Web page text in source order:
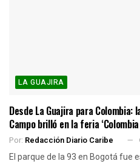
LA GUAJIRA
Desde La Guajira para Colombia:
Campo brilló en la feria
Por: Redacción Diario Caribe
El parque de la 93 en Bogotá fue